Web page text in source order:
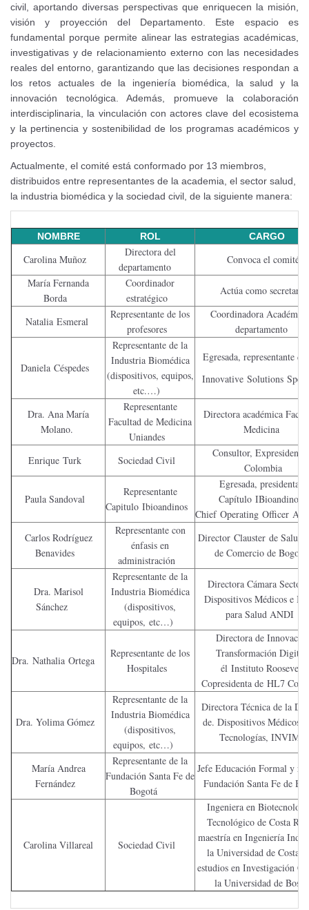
civil, aportando diversas perspectivas que enriquecen la misión,
visión y proyección del Departamento. Este espacio es
fundamental porque permite alinear las estrategias académicas,
investigativas y de relacionamiento externo con las necesidades
reales del entorno, garantizando que las decisiones respondan a
los retos actuales de la ingeniería biomédica, la salud y la
innovación tecnológica. Además, promueve la colaboración
interdisciplinaria, la vinculación con actores clave del ecosistema
y la pertinencia y sostenibilidad de los programas académicos y
proyectos.
Actualmente, el comité está conformado por 13 miembros,
distribuidos entre representantes de la academia, el sector salud,
la industria biomédica y la sociedad civil, de la siguiente manera:
NOMBRE ROL CARGO
Carolina Muñoz
Directora del
departamento
Convoca el comité
María Fernanda
Borda
Coordinador
estratégico
Actúa como
Natalia Esmeral
Representante de los
profesores
Coordinadora
departamento
Daniela Céspedes
Representante de la
Industria Biomédica
(dispositivos, equipos,
etc.…)
Egresada, representante
Innovative Solutions
Dra. Ana María
Molano.
Representante
Facultad de Medicina
Uniandes
Directora académica
Medicina
Enrique Turk Sociedad Civil
Consultor, Expresidente
Colombia
Paula Sandoval
Representante
Capitulo Ibioandinos
Egresada, presidenta
Capítulo
Chief Operating Officer
Carlos Rodríguez
Benavides
Representante con
énfasis en
administración
Director Clauster de Salud
de Comercio de
Dra. Marisol
Sánchez
Representante de la
Industria Biomédica
(dispositivos,
equipos, etc…)
Directora Cámara
Dispositivos Médicos e
para Salud ANDI
Dra. Nathalia Ortega
Representante de los
Hospitales
Directora de
Transformación Digital
él Instituto Roosevelt
Copresidenta de HL7
Dra. Yolima Gómez
Representante de la
Industria Biomédica
(dispositivos,
equipos, etc…)
Directora Técnica de la
de. Dispositivos Médicos
Tecnologías,
María Andrea
Fernández
Representante de la
Fundación Santa Fe de
Bogotá
Jefe Educación Formal y
Fundación Santa Fe de
Carolina Villareal Sociedad Civil
Ingeniera en
Tecnológico de Costa
maestría en Ingeniería
la Universidad de Costa
estudios en Investigación
la Universidad de